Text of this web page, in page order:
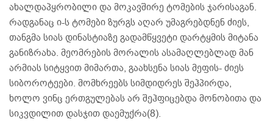
ახალდაპყრობილი და მოკავშირე ტომების ჯარისაგან.
რადგანაც ი-ს ტომები ზურგს აღარ უმაგრებდნენ ძიეს,
თანგმა სიას დინასტიაზე გადამწყვეტი დარტყმის მიტანა
განიზრახა. მეომრების მორალის ასამაღლებლად მან
არმიას სიტყვით მიმართა, გაახსენა სიას მეფის- ძიეს
სიბოროტეები. მომხრეებს სიმდიდრეს შეჰპირდა,
ხოლო ვინც ერთგულებას არ შეჰფიცებდა მონობითა და
სიკვდილით დასჯით დაემუქრა(8).